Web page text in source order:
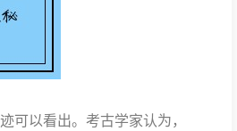
可以看出。考古学家认为，